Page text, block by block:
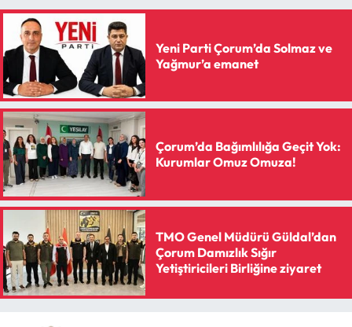
Yeni Parti Çorum’da Solmaz ve
Yağmur’a emanet
Çorum’da Bağımlılığa Geçit Yok:
Kurumlar Omuz Omuza!
TMO Genel Müdürü Güldal’dan
Çorum Damızlık Sığır
Yetiştiricileri Birliğine ziyaret